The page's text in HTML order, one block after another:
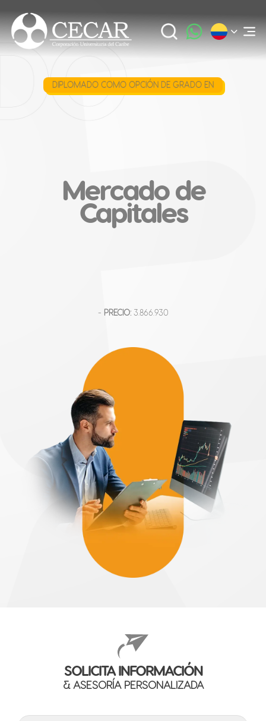
DIPLOMADO COMO OPCIÓN DE GRADO EN
Mercado de
Capitales
- PRECIO:3.866.930
SOLICITA INFORMACIÓN
& ASESORÍA PERSONALIZADA